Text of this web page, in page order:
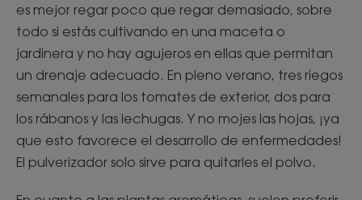
es mejor regar poco que regar demasiado, sobre
todo si estás cultivando en una maceta o
jardinera y no hay agujeros en ellas que permitan
un drenaje adecuado. En pleno verano, tres riegos
semanales para los tomates de exterior, dos para
los rábanos y las lechugas. Y no mojes las hojas, ¡ya
que esto favorece el desarrollo de enfermedades!
El pulverizador solo sirve para quitarles el polvo.